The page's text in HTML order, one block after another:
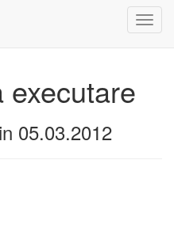
executare
05.03.2012